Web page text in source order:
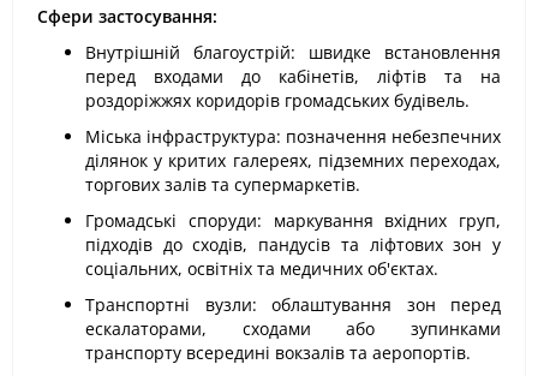
Сфери застосування:
Внутрішній благоустрій: швидке встановлення
перед входами до кабінетів, ліфтів та на
роздоріжжях коридорів громадських будівель.
Міська інфраструктура: позначення небезпечних
ділянок у критих галереях, підземних переходах,
торгових залів та супермаркетів.
Громадські споруди: маркування вхідних груп,
підходів до сходів, пандусів та ліфтових зон у
соціальних, освітніх та медичних об'єктах.
Транспортні вузли: облаштування зон перед
ескалаторами, сходами або зупинками
транспорту всередині вокзалів та аеропортів.